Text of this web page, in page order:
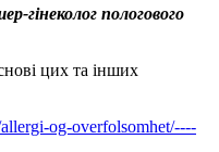
гінеколог пологового
цих та інших
og-overfolsomhet/----